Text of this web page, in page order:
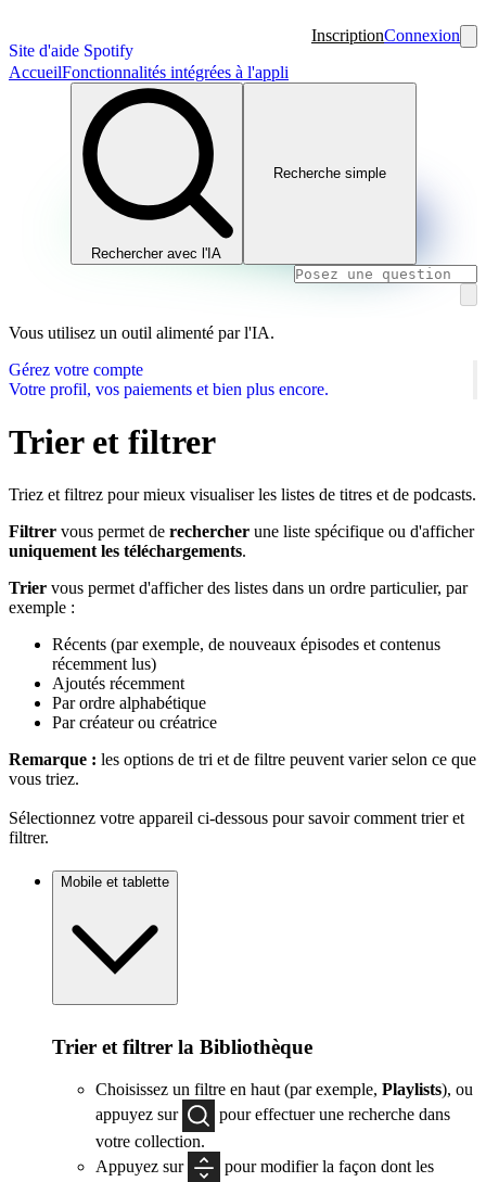
Site d'aide Spotify
InscriptionConnexion
AccueilFonctionnalités intégrées à l'appli
Rechercher avec l'IA
Recherche simple
Vous utilisez un outil alimenté par l'IA.
Gérez votre compte
Votre profil, vos paiements et bien plus encore.
Trier et filtrer
Triez et filtrez pour mieux visualiser les listes de titres et de podcasts.
Filtrer vous permet de rechercher une liste spécifique ou d'afficher
uniquement les téléchargements.
Trier vous permet d'afficher des listes dans un ordre particulier, par
exemple :
Récents (par exemple, de nouveaux épisodes et contenus
récemment lus)
Ajoutés récemment
Par ordre alphabétique
Par créateur ou créatrice
Remarque : les options de tri et de filtre peuvent varier selon ce que
vous triez.
Sélectionnez votre appareil ci-dessous pour savoir comment trier et
filtrer.
Mobile et tablette
Trier et filtrer la Bibliothèque
Choisissez un filtre en haut (par exemple, Playlists), ou
appuyez sur
pour effectuer une recherche dans
votre collection.
Appuyez sur
pour modifier la façon dont les